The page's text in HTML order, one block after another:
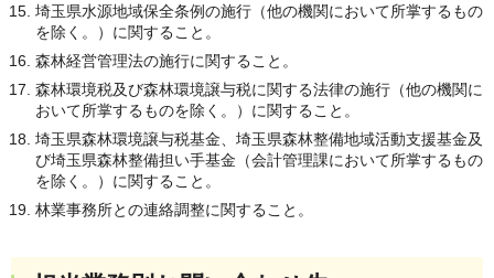
埼玉県水源地域保全条例の施行（他の機関において所掌するもの
を除く。）に関すること。
森林経営管理法の施行に関すること。
森林環境税及び森林環境譲与税に関する法律の施行（他の機関に
おいて所掌するものを除く。）に関すること。
埼玉県森林環境譲与税基金、埼玉県森林整備地域活動支援基金及
び埼玉県森林整備担い手基金（会計管理課において所掌するもの
を除く。）に関すること。
林業事務所との連絡調整に関すること。